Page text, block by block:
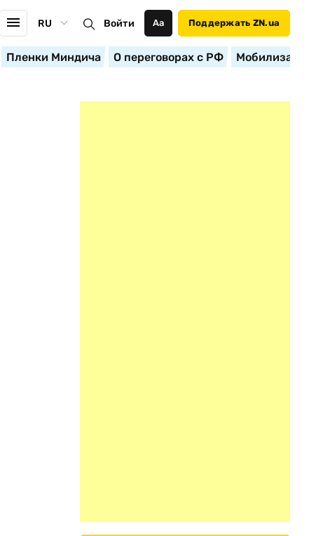
RU Войти Аа Поддержать ZN.ua
Пленки Миндича О переговорах с РФ